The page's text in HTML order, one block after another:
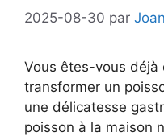
2025-08-30 par Joan
Vous êtes-vous
transformer un
une délicatesse
poisson à la maison